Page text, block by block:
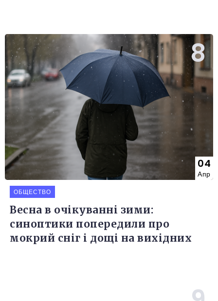
04
Апр
ОБЩЕСТВО
Весна в очікуванні зими:
синоптики попередили про
мокрий сніг і дощі на вихідних